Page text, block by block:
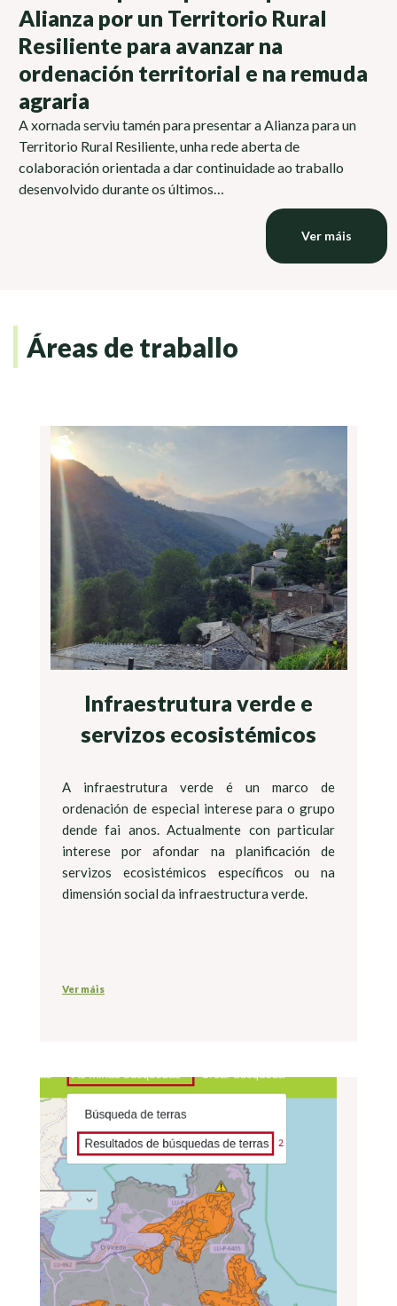
Alianza por un Territorio Rural
Resiliente para avanzar na
ordenación territorial e na remuda
agraria
A xornada serviu tamén para presentar a Alianza para un
Territorio Rural Resiliente, unha rede aberta de
colaboración orientada a dar continuidade ao traballo
desenvolvido durante os últimos…
Ver máis
Áreas de traballo
Infraestrutura verde e
servizos ecosistémicos
A infraestrutura verde é un marco de
ordenación de especial interese para o grupo
dende fai anos. Actualmente con particular
interese por afondar na planificación de
servizos ecosistémicos específicos ou na
dimensión social da infraestructura verde.
Ver máis